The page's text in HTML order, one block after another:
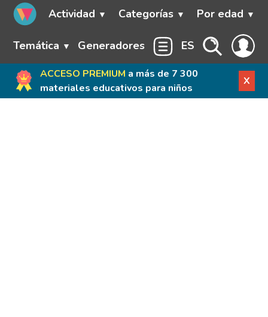
Actividad Categorías Por edad
Temática Generadores ES
ACCESO PREMIUM a más de 7 300
materiales educativos para niños
X